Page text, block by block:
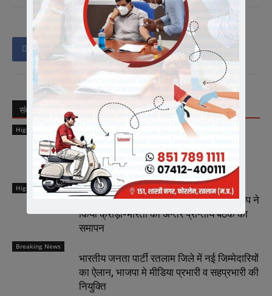
संबंधित लेख लेखक से और अधिक
Highlights
मीडिया में संगठन को सशक्त रूप से प्रस्तुत करें
मीडिया प्रभारी – चेतन्य काश्यप
Highlights
राष्ट्रीय कार्याध्यक्ष व कैबिनेट मंत्री चेतन्य काश्यप ने
किया क्रीड़ा-भारती की अन्तर प्रान्तीय बैठक का
समापन
Breaking News
भारतीय जनता पार्टी रतलाम जिले में नई जिम्मेदारियों
का ऐलान, भाजपा मे मीडिया प्रभारी व सहप्रभारी की
नियुक्ति